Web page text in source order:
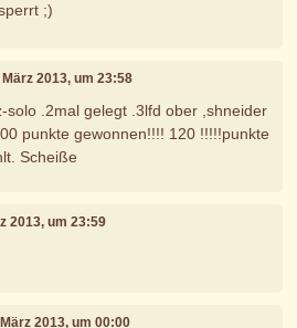
;)
März 2013, um 23:58
solo .2mal gelegt .3lfd ober ,shneider
punkte gewonnen!!!! 120 !!!!!punkte
Scheiße
2013, um 23:59
2013, um 00:00